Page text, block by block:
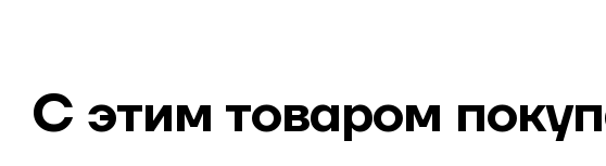
С этим товаром